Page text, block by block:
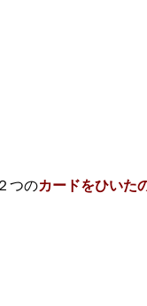
つのカードをひいた